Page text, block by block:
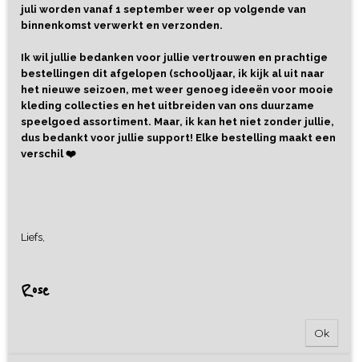
juli worden vanaf 1 september weer op volgende van
binnenkomst verwerkt en verzonden.
Ik wil jullie bedanken voor jullie vertrouwen en prachtige
bestellingen dit afgelopen (school)jaar, ik kijk al uit naar
het nieuwe seizoen, met weer genoeg ideeën voor mooie
kleding collecties en het uitbreiden van ons duurzame
speelgoed assortiment. Maar, ik kan het niet zonder jullie,
dus bedankt voor jullie support! Elke bestelling maakt een
verschil ❤️
Liefs,
Rose
Ok